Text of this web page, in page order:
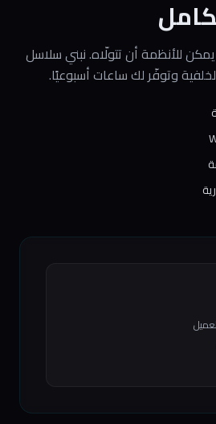
للأنظمة أن تتولّاه. نبني سلاسل
وتوفّر لك ساعات أسبوعيًا.